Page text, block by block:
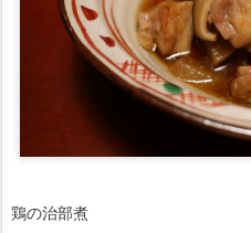
鶏の治部煮